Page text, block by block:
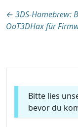
← 3DS-Homebrew:
OoT3DHax für
Bitte lies
bevor du